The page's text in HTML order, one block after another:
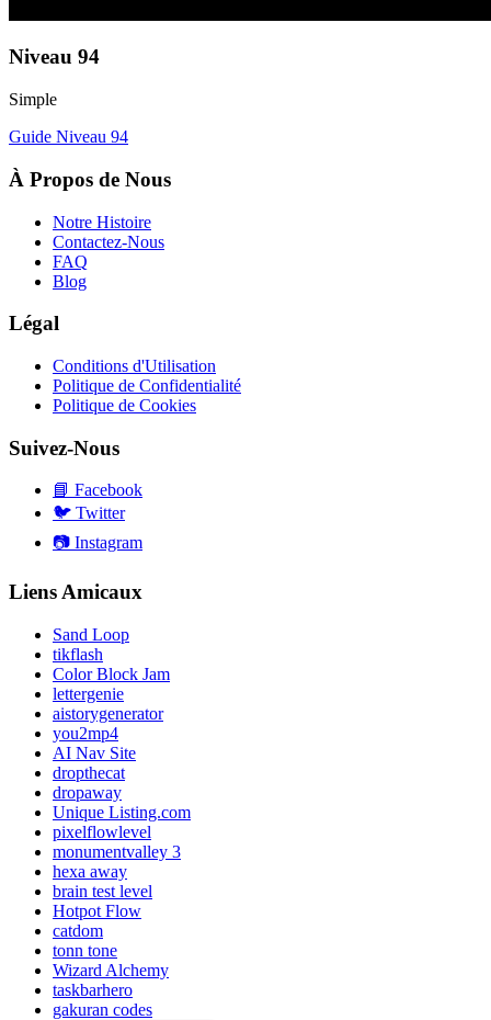
Niveau 94
Simple
Guide Niveau 94
À Propos de Nous
Notre Histoire
Contactez-Nous
FAQ
Blog
Légal
Conditions d'Utilisation
Politique de Confidentialité
Politique de Cookies
Suivez-Nous
📘 Facebook
🐦 Twitter
📷 Instagram
Liens Amicaux
Sand Loop
tikflash
Color Block Jam
lettergenie
aistorygenerator
you2mp4
AI Nav Site
dropthecat
dropaway
Unique Listing.com
pixelflowlevel
monumentvalley 3
hexa away
brain test level
Hotpot Flow
catdom
tonn tone
Wizard Alchemy
taskbarhero
gakuran codes